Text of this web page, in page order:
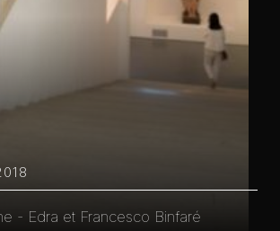
- Edra et Francesco Binfaré